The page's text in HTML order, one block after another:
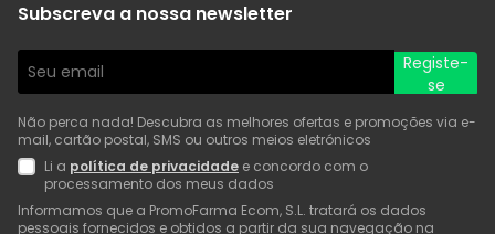
Subscreva a nossa newsletter
Registe-
se
Não perca nada! Descubra as melhores ofertas e promoções via e-
mail, cartão postal, SMS ou outros meios eletrónicos
Li a política de privacidade e concordo com o
processamento dos meus dados
Informamos que a PromoFarma Ecom, S.L. tratará os dados
pessoais fornecidos e obtidos a partir da sua navegação na